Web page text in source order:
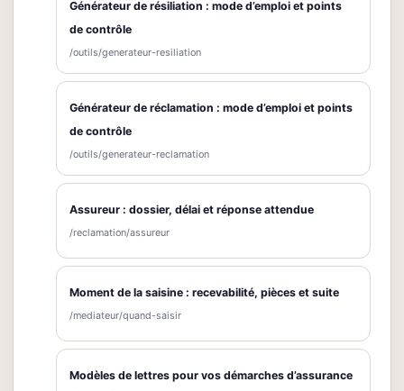
Générateur de résiliation : mode d’emploi et points
de contrôle
/outils/generateur-resiliation
Générateur de réclamation : mode d’emploi et points
de contrôle
/outils/generateur-reclamation
Assureur : dossier, délai et réponse attendue
/reclamation/assureur
Moment de la saisine : recevabilité, pièces et suite
/mediateur/quand-saisir
Modèles de lettres pour vos démarches d’assurance